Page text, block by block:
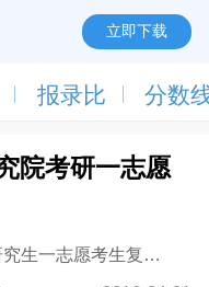
立即下载
报录比 分数
院考研一志愿
生一志愿考生复试